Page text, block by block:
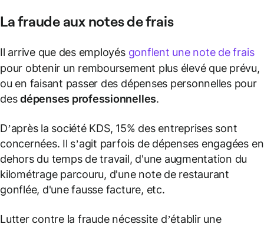
La fraude aux notes de frais
Il arrive que des employés gonflent une note de frais
pour obtenir un remboursement plus élevé que prévu,
ou en faisant passer des dépenses personnelles pour
desdépenses professionnelles.
D’après la société KDS, 15% des entreprises sont
concernées. Il s’agit parfois de dépenses engagées en
dehors du temps de travail, d'une augmentation du
kilométrage parcouru, d'une note de restaurant
gonflée, d'une fausse facture, etc.
Lutter contre la fraude nécessite d’établir une